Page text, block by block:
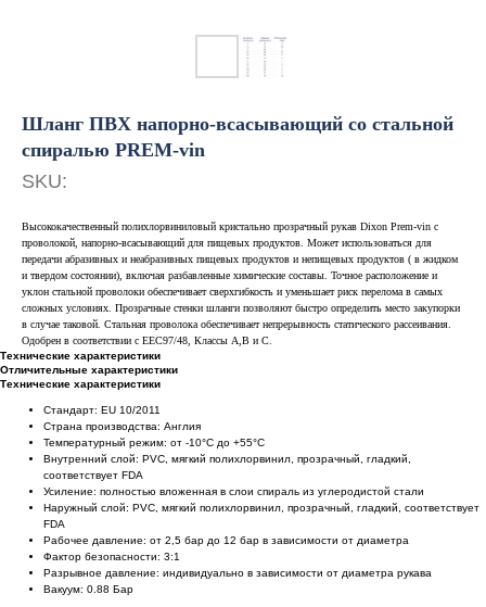
Шланг ПВХ напорно-всасывающий со стальной
спиралью PREM-vin
SKU:
Высококачественный полихлорвиниловый кристально прозрачный рукав Dixon Prem-vin с
проволокой, напорно-всасывающий для пищевых продуктов. Может использоваться для
передачи абразивных и неабразивных пищевых продуктов и непищевых продуктов ( в жидком
и твердом состоянии), включая разбавленные химические составы. Точное расположение и
уклон стальной проволоки обеспечивает сверхгибкость и уменьшает риск перелома в самых
сложных условиях. Прозрачные стенки шланги позволяют быстро определить место закупорки
в случае таковой. Стальная проволока обеспечивает непрерывность статического рассеивания.
Одобрен в соответствии с ЕЕС97/48, Классы А,В и С.
Технические характеристики
Отличительные характеристики
Технические характеристики
Стандарт: EU 10/2011
Страна производства: Англия
Температурный режим: от -10°C до +55°C
Внутренний слой: PVC, мягкий полихлорвинил, прозрачный, гладкий,
соответствует FDA
Усиление: полностью вложенная в слои спираль из углеродистой стали
Наружный слой: PVC, мягкий полихлорвинил, прозрачный, гладкий, соответствует
FDA
Рабочее давление: от 2,5 бар до 12 бар в зависимости от диаметра
Фактор безопасности: 3:1
Разрывное давление: индивидуально в зависимости от диаметра рукава
Вакуум: 0.88 Бар